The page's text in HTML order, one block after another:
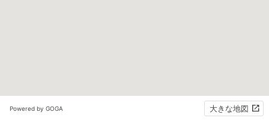
Powered by GOGA 大きな地図